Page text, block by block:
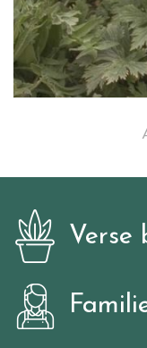
Verse